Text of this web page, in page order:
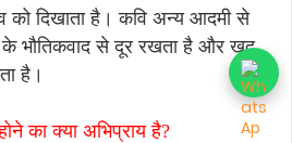
दिखाता है। कवि अन्य आदमी से
भौतिकवाद से दूर रखता है और खुद
है।
का क्या अभिप्राय है?